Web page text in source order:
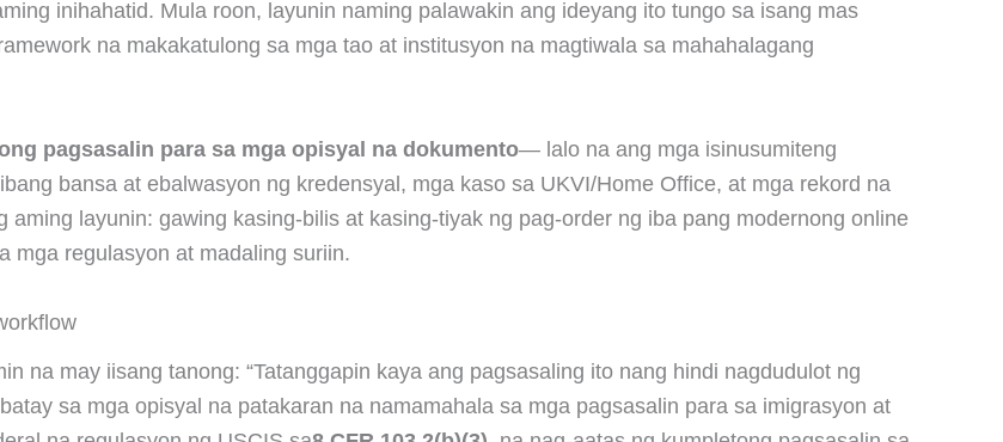
inihahatid. Mula roon, layunin naming palawakin ang ideyang ito tungo sa isang mas
na makakatulong sa mga tao at institusyon na magtiwala sa mahahalagang
pagsasalin para sa mga opisyal na dokumento— lalo na ang mga isinusumiteng
bansa at ebalwasyon ng kredensyal, mga kaso sa UKVI/Home Office, at mga rekord na
layunin: gawing kasing-bilis at kasing-tiyak ng pag-order ng iba pang modernong online
mga regulasyon at madaling suriin.
na may iisang tanong: “Tatanggapin kaya ang pagsasaling ito nang hindi nagdudulot ng
sa mga opisyal na patakaran na namamahala sa mga pagsasalin para sa imigrasyon at